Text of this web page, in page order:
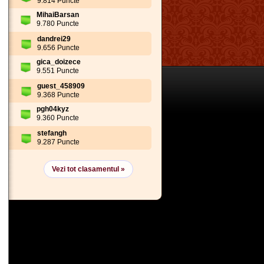
MihaiBarsan
9.780 Puncte
dandrei29
9.656 Puncte
gica_doizece
9.551 Puncte
guest_458909
9.368 Puncte
pgh04kyz
9.360 Puncte
stefangh
9.287 Puncte
Vezi tot clasamentul »